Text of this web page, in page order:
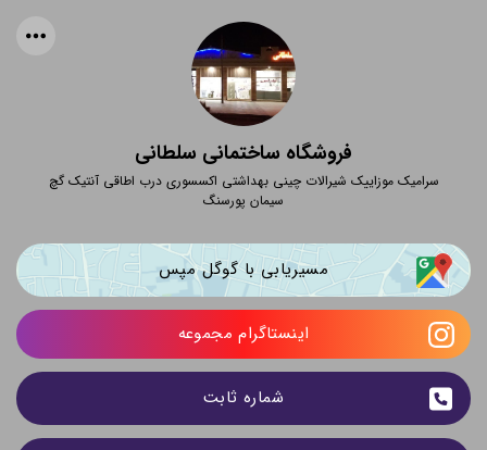
فروشگاه ساختمانی سلطانی
سرامیک موزاییک شیرالات چینی بهداشتی اکسسوری درب اطاقی آنتیک گچ
سیمان پورسنگ
مسیریابی با گوگل مپس
اینستاگرام مجموعه
شماره ثابت